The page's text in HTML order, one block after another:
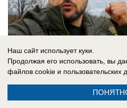
06.08.2026
Наш сайт использует куки.
Продолжая его использовать, вы
файлов cookie и пользовательских